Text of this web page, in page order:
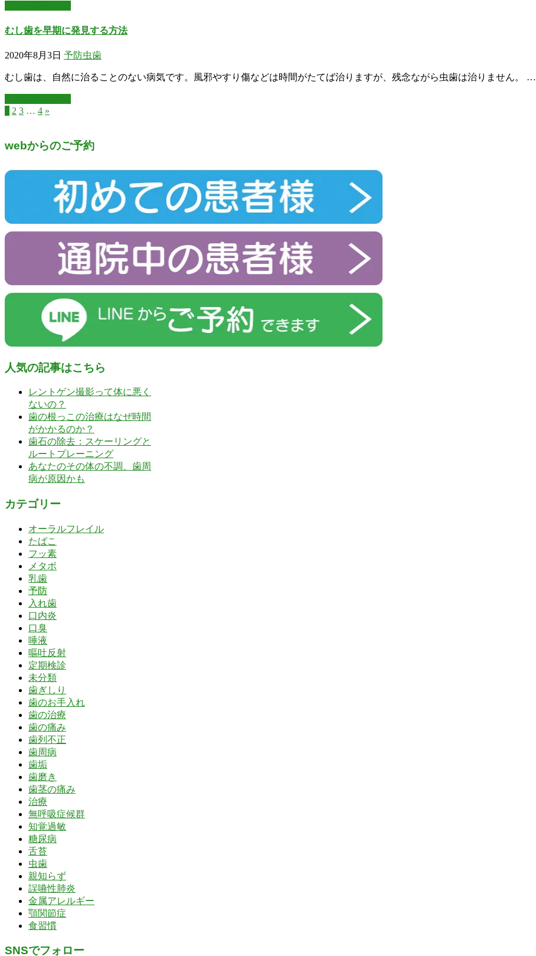
むし歯を早期に発見する方法
2020年8月3日 予防虫歯
むし歯は、自然に治ることのない病気です。風邪やすり傷などは時間がたてば治りますが、残念ながら虫歯は治りません。 …
2 3 … 4 »
webからのご予約
人気の記事はこちら
レントゲン撮影って体に悪く
ないの？
歯の根っこの治療はなぜ時間
がかかるのか？
歯石の除去：スケーリングと
ルートプレーニング
あなたのその体の不調、歯周
病が原因かも
カテゴリー
オーラルフレイル
たばこ
フッ素
メタボ
乳歯
予防
入れ歯
口内炎
口臭
唾液
嘔吐反射
定期検診
未分類
歯ぎしり
歯のお手入れ
歯の治療
歯の痛み
歯列不正
歯周病
歯垢
歯磨き
歯茎の痛み
治療
無呼吸症候群
知覚過敏
糖尿病
舌苔
虫歯
親知らず
誤嚥性肺炎
金属アレルギー
顎関節症
食習慣
SNSでフォロー